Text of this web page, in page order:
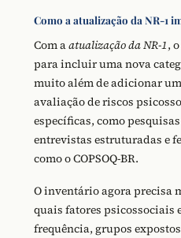
Como a atualização da NR-1
Com aatualização da NR-1,
para incluir uma nova
muito além de adicionar
avaliação de riscos
específicas, como
entrevistas estruturadas e
como o COPSOQ-BR.
O inventário agora precisa
quais fatores psicossociais
frequência, grupos